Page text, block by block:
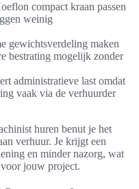
compact kraan passen
weinig
gewichtsverdeling maken
bestrating mogelijk zonder
administratieve last omdat
vaak via de verhuurder
huren benut je het
verhuur. Je krijgt een
en minder nazorg, wat
jouw project.